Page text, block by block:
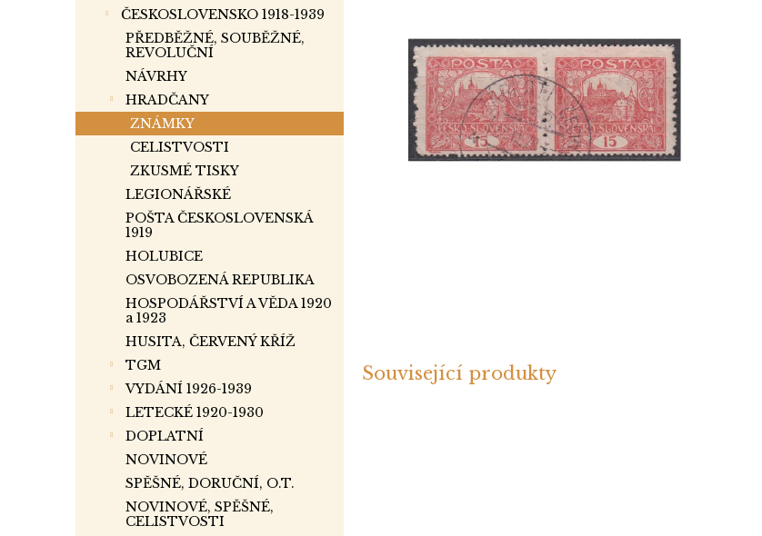
e
l
ČESKOSLOVENSKO 1918-1939
PŘEDBĚŽNÉ, SOUBĚŽNÉ,
REVOLUČNÍ
NÁVRHY
HRADČANY
ZNÁMKY
CELISTVOSTI
ZKUSMÉ TISKY
LEGIONÁŘSKÉ
POŠTA ČESKOSLOVENSKÁ
1919
HOLUBICE
OSVOBOZENÁ REPUBLIKA
HOSPODÁŘSTVÍ A VĚDA 1920
a 1923
HUSITA, ČERVENÝ KŘÍŽ
TGM
VYDÁNÍ 1926-1939
LETECKÉ 1920-1930
DOPLATNÍ
NOVINOVÉ
SPĚŠNÉ, DORUČNÍ, O.T.
NOVINOVÉ, SPĚŠNÉ,
CELISTVOSTI
Související produkty